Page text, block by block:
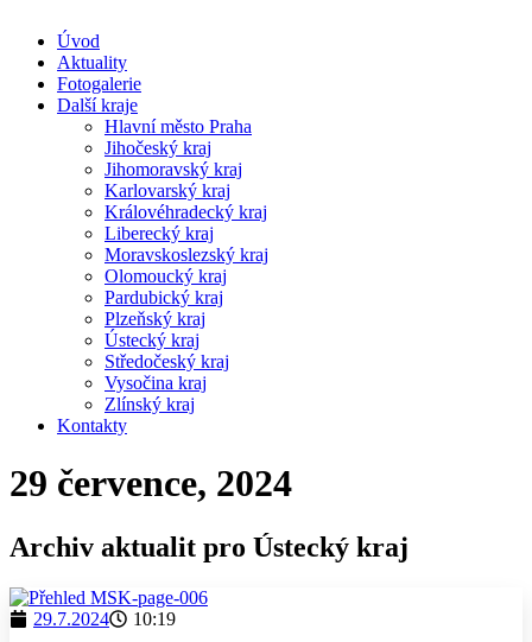
Úvod
Aktuality
Fotogalerie
Další kraje
Hlavní město Praha
Jihočeský kraj
Jihomoravský kraj
Karlovarský kraj
Královéhradecký kraj
Liberecký kraj
Moravskoslezský kraj
Olomoucký kraj
Pardubický kraj
Plzeňský kraj
Ústecký kraj
Středočeský kraj
Vysočina kraj
Zlínský kraj
Kontakty
29 července, 2024
Archiv aktualit pro Ústecký kraj
29.7.2024 10:19